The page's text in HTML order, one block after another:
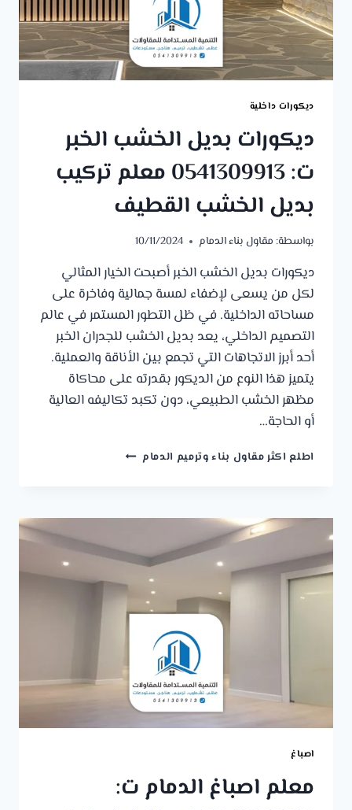
ديكورات داخلية
ديكورات بديل الخشب الخبر
ت: 0541309913 معلم تركيب
بديل الخشب القطيف
بواسطة: مقاول بناء الدمام 10/11/2024
ديكورات بديل الخشب الخبر أصبحت الخيار المثالي
لكل من يسعى لإضفاء لمسة جمالية وفاخرة على
مساحاته الداخلية. في ظل التطور المستمر في عالم
التصميم الداخلي، يعد بديل الخشب للجدران الخبر
أحد أبرز الاتجاهات التي تجمع بين الأناقة والعملية.
يتميز هذا النوع من الديكور بقدرته على محاكاة
مظهر الخشب الطبيعي، دون تكبد تكاليفه العالية
أو الحاجة…
اطلع اكثر مقاول بناء وترميم الدمام ديكورات
ت:
معلم
تركيب
بديل
الخشب
القطيف
اصباغ
معلم اصباغ الدمام ت: